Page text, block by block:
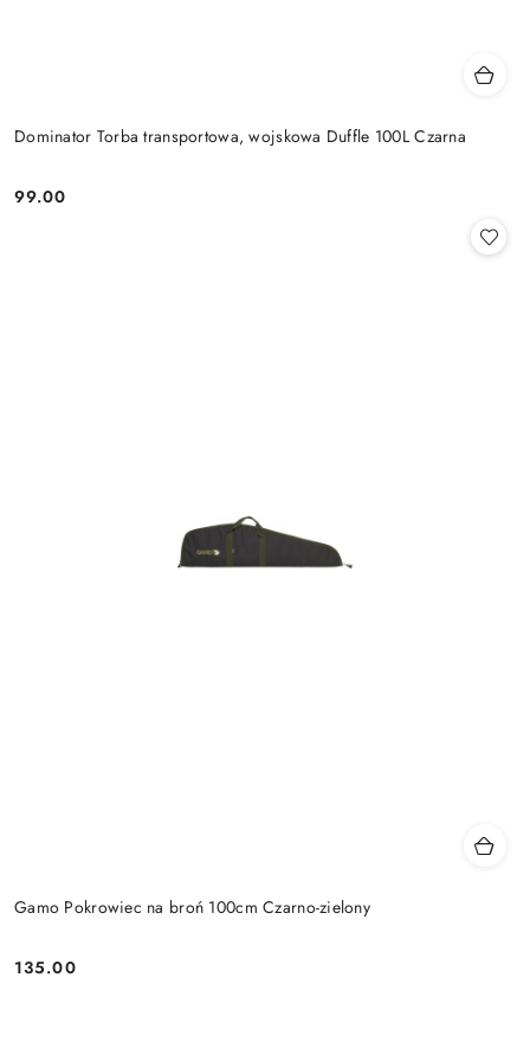
Dominator Torba transportowa, wojskowa Duffle 100L Czarna
Cena:
99.00
Gamo Pokrowiec na broń 100cm Czarno-zielony
Cena:
135.00